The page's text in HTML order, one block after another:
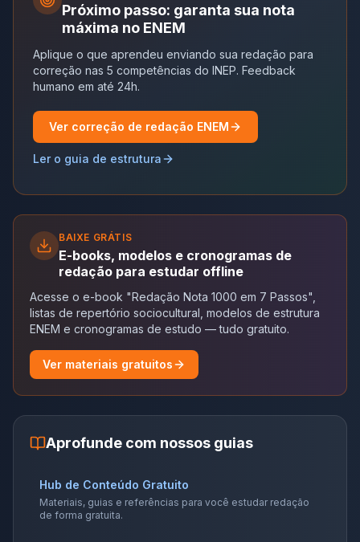
Próximo passo: garanta sua nota
máxima no ENEM
Aplique o que aprendeu enviando sua redação para
correção nas 5 competências do INEP. Feedback
humano em até 24h.
Ver correção de redação ENEM
Ler o guia de estrutura
BAIXE GRÁTIS
E-books, modelos e cronogramas de
redação para estudar offline
Acesse o e-book "Redação Nota 1000 em 7 Passos",
listas de repertório sociocultural, modelos de estrutura
ENEM e cronogramas de estudo — tudo gratuito.
Ver materiais gratuitos
Aprofunde com nossos guias
Hub de Conteúdo Gratuito
Materiais, guias e referências para você estudar redação
de forma gratuita.